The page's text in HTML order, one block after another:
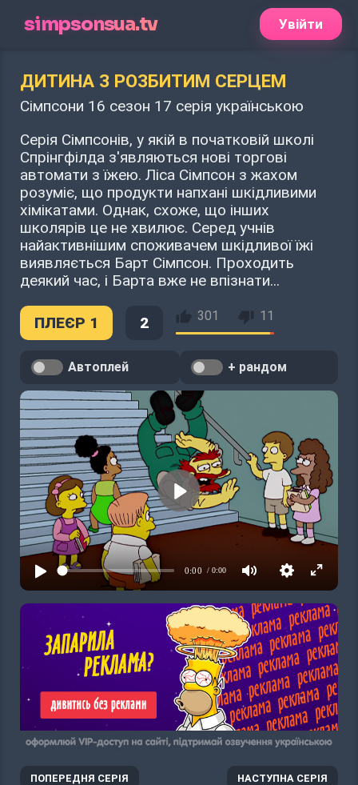
simpsonsua.tv Увійти
ДИТИНА З РОЗБИТИМ СЕРЦЕМ
Сімпсони 16 сезон 17 серія українською
Серія Сімпсонів, у якій в початковій школі
Спрінгфілда з'являються нові торгові
автомати з їжею. Ліса Сімпсон з жахом
розуміє, що продукти напхані шкідливими
хімікатами. Однак, схоже, що інших
школярів це не хвилює. Серед учнів
найактивнішим споживачем шкідливої їжі
виявляється Барт Сімпсон. Проходить
деякий час, і Барта вже не впізнати...
ПЛЕЄР 1 2 301 11
Автоплей + рандом
ПОПЕРЕДНЯ СЕРІЯ НАСТУПНА СЕРІЯ